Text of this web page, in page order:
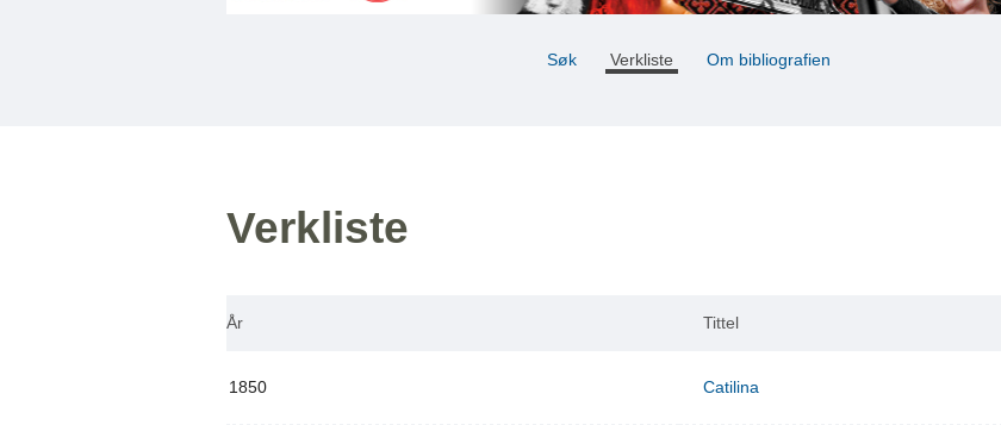
Søk Verkliste Om bibliografien
Verkliste
År Tittel
1850 Catilina